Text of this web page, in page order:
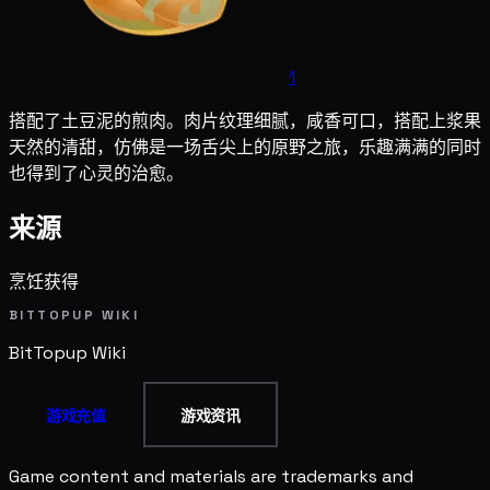
1
搭配了土豆泥的煎肉。肉片纹理细腻，咸香可口，搭配上浆果
天然的清甜，仿佛是一场舌尖上的原野之旅，乐趣满满的同时
也得到了心灵的治愈。
来源
烹饪获得
BITTOPUP WIKI
BitTopup Wiki
游戏充值 游戏资讯
Game content and materials are trademarks and